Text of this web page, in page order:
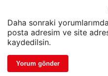
Daha sonraki
posta adresim ve site
kaydedilsin.